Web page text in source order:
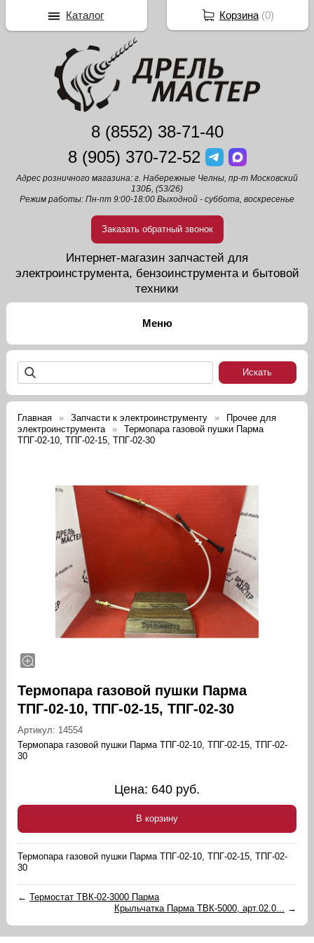
8 (8552) 38-71-40
8 (905) 370-72-52
Адрес розничного магазина: г. Набережные Челны, пр-т Московский
130Б, (53/26)
Режим работы: Пн-пт 9:00-18:00 Выходной - суббота, воскресенье
Заказать обратный звонок
Интернет-магазин запчастей для
электроинструмента, бензоинструмента и бытовой
техники
Главная Запчасти к электроинструменту
Прочее для
электроинструмента
Термопара газовой пушки Парма
ТПГ-02-10, ТПГ-02-15, ТПГ-02-30
Термопара газовой пушки Парма
ТПГ-02-10, ТПГ-02-15, ТПГ-02-30
Артикул: 14554
Термопара газовой пушки Парма ТПГ-02-10, ТПГ-02-15, ТПГ-02-
30
Цена: 640 руб.
В корзину
Термопара газовой пушки Парма ТПГ-02-10, ТПГ-02-15, ТПГ-02-
30
←Термостат ТВК-02-3000 Парма
Крыльчатка Парма ТВК-5000, арт.02.0... →
Корзина(0)
Каталог